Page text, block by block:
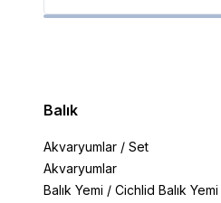
Balık
Akvaryumlar / Set
Akvaryumlar
Balık Yemi / Cichlid Balık Yemi